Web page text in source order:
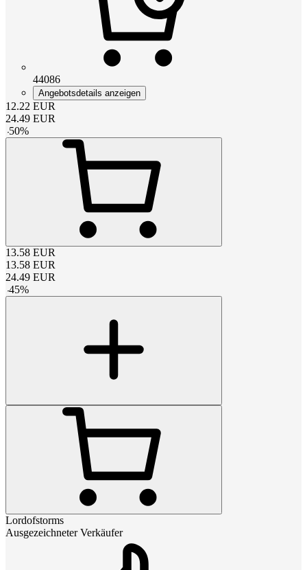
44086
Angebotsdetails anzeigen
12.22 EUR
24.49 EUR
-50%
13.58 EUR
13.58 EUR
24.49 EUR
-45%
Lordofstorms
Ausgezeichneter Verkäufer